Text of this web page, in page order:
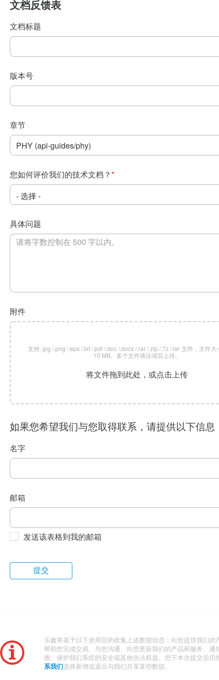
文档反馈表
文档标题
版本号
章节
您如何评价我们的技术文档？ *
具体问题
附件
支持 .jpg /.png /.eps /.txt /.pdf /.doc /.docx /.rar /.zip /.7z /.tar 文件，文件大
10 MB。多个文件请压缩后上传。
将文件拖到此处，或点击上传
如果您希望我们与您取得联系，请提供以下信息
名字
邮箱
发送该表格到我的邮箱
乐鑫将基于以下使用目的收集上述数据信息：向您提供我们的
帮助您完成交易、与您沟通、向您更新我们的产品和服务、通
惠、保护我们系统的安全或其他合法权益。您于本次提交后仍
系我们 选择新增或退出与我们共享某些数据。